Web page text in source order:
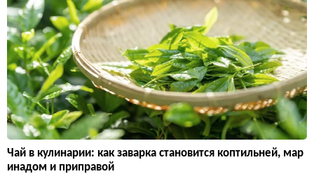
Чай в кулинарии: как заварка становится коптильней, мар
инадом и приправой